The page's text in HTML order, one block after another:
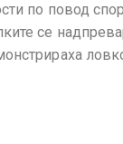
по повод
се